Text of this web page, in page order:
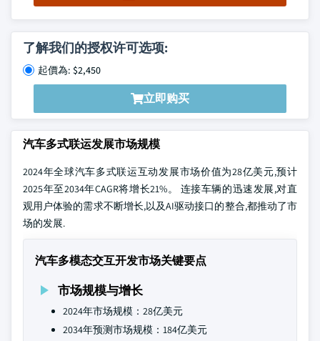
了解我们的授权许可选项:
起價為: $2,450
立即购买
汽车多式联运发展市场规模
2024年全球汽车多式联运互动发展市场价值为28亿美元,预计
2025年至2034年CAGR将增长21%。 连接车辆的迅速发展,对直
观用户体验的需求不断增长,以及AI驱动接口的整合,都推动了市
场的发展.
汽车多模态交互开发市场关键要点
市场规模与增长
2024年市场规模：28亿美元
2034年预测市场规模：184亿美元